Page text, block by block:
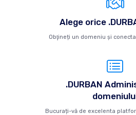
Alege orice
Obţineți un domeniu şi
.DURBAN
Bucurați-vă de excelenta